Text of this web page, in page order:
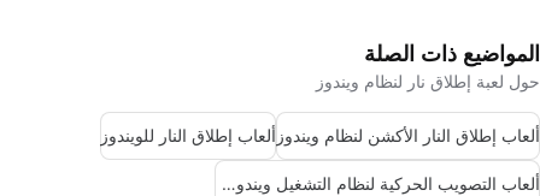
المواضيع ذات الصلة
حول لعبة إطلاق نار لنظام ويندوز
ألعاب إطلاق النار الأكشن لنظام ويندوز ألعاب إطلاق النار للويندوز
ألعاب التصويب الحركية لنظام التشغيل ويندوز 10